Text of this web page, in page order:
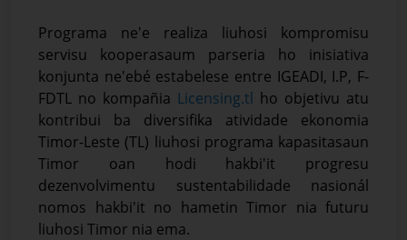
Programa ne'e realiza liuhosi kompromisu
servisu kooperasaum parseria ho inisiativa
konjunta ne'ebé estabelese entre IGEADI, I.P, F-
FDTL no kompañia Licensing.tl ho objetivu atu
kontribui ba diversifika atividade ekonomia
Timor-Leste (TL) liuhosi programa kapasitasaun
Timor oan hodi hakbi'it progresu
dezenvolvimentu sustentabilidade nasionál
nomos hakbi'it no hametin Timor nia futuru
liuhosi Timor nia ema.